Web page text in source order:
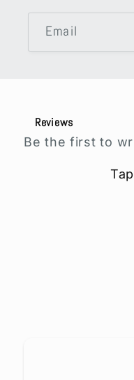
Email
Reviews
Be the first to